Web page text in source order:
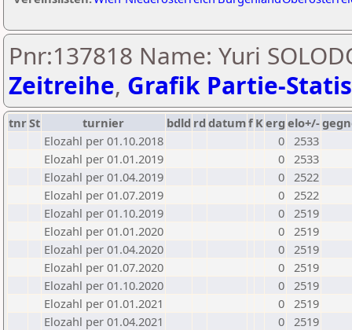
Pnr:137818 Name: Yuri
Zeitreihe, Grafik Partie-
tnrSt turnier bdld rd datumf Kerg elo+/-
Elozahl per 01.10.2018
0 2533
Elozahl per 01.01.2019
0 2533
Elozahl per 01.04.2019
0 2522
Elozahl per 01.07.2019
0 2522
Elozahl per 01.10.2019
0 2519
Elozahl per 01.01.2020
0 2519
Elozahl per 01.04.2020
0 2519
Elozahl per 01.07.2020
0 2519
Elozahl per 01.10.2020
0 2519
Elozahl per 01.01.2021
0 2519
Elozahl per 01.04.2021
0 2519